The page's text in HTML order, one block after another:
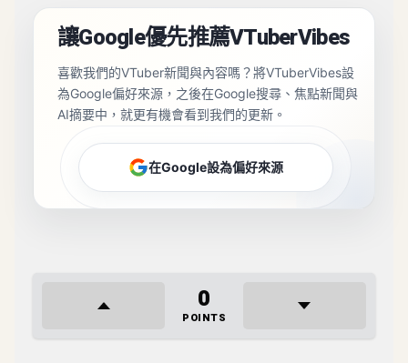
讓Google優先推薦VTuberVibes
喜歡我們的VTuber新聞與內容嗎？將VTuberVibes設
為Google偏好來源，之後在Google搜尋、焦點新聞與
AI摘要中，就更有機會看到我們的更新。
在Google設為偏好來源
0
POINTS